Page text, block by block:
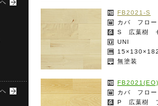
FB2021-S
カバ フロー
S 広葉樹
UNI
無塗装
カバ フロー
P 広葉樹